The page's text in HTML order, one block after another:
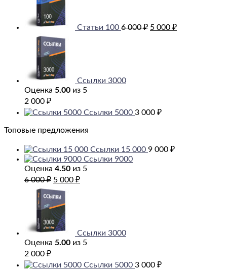
Статьи 100 6 000₽ 000 ₽.
5 000 ₽
Ссылки 3000
Оценка 5.00 из 5
2 000 ₽
Ссылки 5000 3 000 ₽
Топовые предложения
Ссылки 15 000 9 000 ₽
Ссылки 9000
Оценка 4.50 из 5
6 000₽ Первоначальная
цена
составляла
6
000 ₽.
5 000 ₽Текущая
Ссылки 3000
Оценка 5.00 из 5
2 000 ₽
Ссылки 5000 3 000 ₽